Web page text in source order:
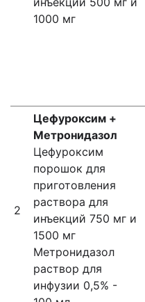
1000 мг
2
Цефуроксим +
Метронидазол
Цефуроксим
порошок для
приготовления
раствора для
инъекций 750 мг и
1500 мг
Метронидазол
раствор для
инфузии 0,5% -